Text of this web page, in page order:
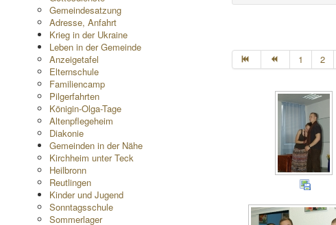
Gemeindesatzung
Adresse, Anfahrt
Krieg in der Ukraine
Leben in der Gemeinde
Anzeigetafel
Elternschule
Familiencamp
Pilgerfahrten
Königin-Olga-Tage
Altenpflegeheim
Diakonie
Gemeinden in der Nähe
Kirchheim unter Teck
Heilbronn
Reutlingen
Kinder und Jugend
Sonntagsschule
Sommerlager
1 2